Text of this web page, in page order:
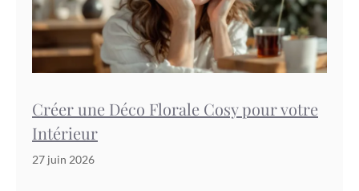
Créer une Déco Florale Cosy pour votre
Intérieur
27 juin 2026